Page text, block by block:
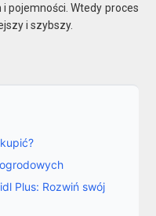
pojemności. Wtedy proces
i szybszy.
Plus: Rozwiń swój